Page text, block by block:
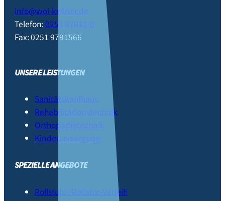
info@woi-kellner.de
Telefon:0251 97915-0
Fax:0251 9791566
UNSERE LEISTUNGEN
Sanitätskaufhaus
Rehabilitationstechnik
Orthopädietechnik
Kinderversorgung
SPEZIELLE ANGEBOTE
Rollstuhl-/Rollator-Verleih